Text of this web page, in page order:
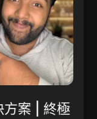
案 | 終極